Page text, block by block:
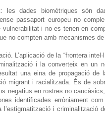
les dades biomètriques són
passaport europeu no
i no es tenen en
no compten amb mecanismes
L’aplicació de la “frontera
i la converteix en un
una eina de propagació
migrant i racialitzada. És de
negatius en rostres no
identificades erròniament
l’estigmatització i